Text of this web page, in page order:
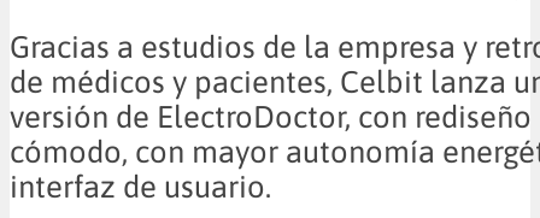
Gracias a estudios de la empresa y
de médicos y pacientes, Celbit lanza
versión de ElectroDoctor, con
cómodo, con mayor autonomía
interfaz de usuario.